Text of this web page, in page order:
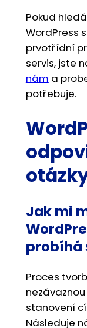
Pokud
WordPress
prvotřídní
servis, jste
nám a
potřebuje.
Jak mi
probíhá
Proces
stanovení
Následuje